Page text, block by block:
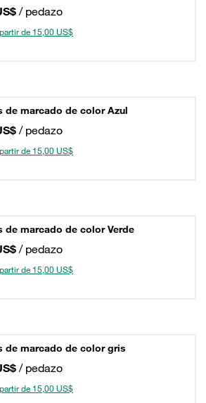
/ pedazo
de 15,00 US$
de marcado de color Azul
/ pedazo
de 15,00 US$
de marcado de color Verde
/ pedazo
de 15,00 US$
de marcado de color gris
/ pedazo
de 15,00 US$